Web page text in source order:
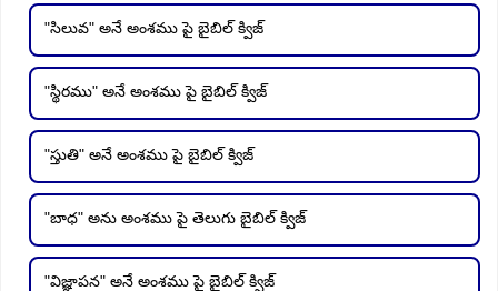
"సిలువ" అనే అంశము పై బైబిల్ క్విజ్
"స్థిరము" అనే అంశము పై బైబిల్ క్విజ్
"స్తుతి" అనే అంశము పై బైబిల్ క్విజ్
"బాధ" అను అంశము పై తెలుగు బైబిల్ క్విజ్
"విజ్ఞాపన" అనే అంశము పై బైబిల్ క్విజ్